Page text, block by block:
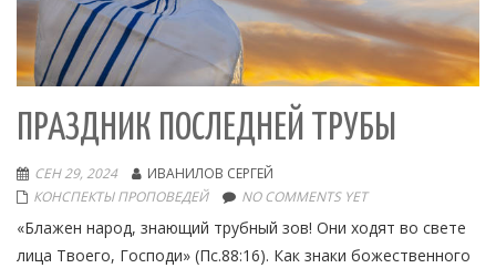
ПРАЗДНИК ПОСЛЕДНЕЙ ТРУБЫ
СЕН 29, 2024
ИВАНИЛОВ СЕРГЕЙ
КОНСПЕКТЫ ПРОПОВЕДЕЙ
NO COMMENTS YET
«Блажен народ, знающий трубный зов! Они ходят во свете
лица Твоего, Господи» (Пс.88:16). Как знаки божественного